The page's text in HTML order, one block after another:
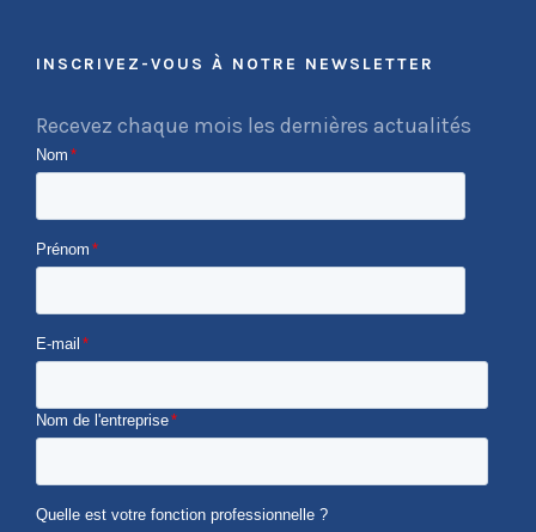
INSCRIVEZ-VOUS À NOTRE NEWSLETTER
Recevez chaque mois les dernières actualités
Nom *
Prénom *
E-mail *
Nom de l'entreprise*
Quelle est votre fonction professionnelle ?